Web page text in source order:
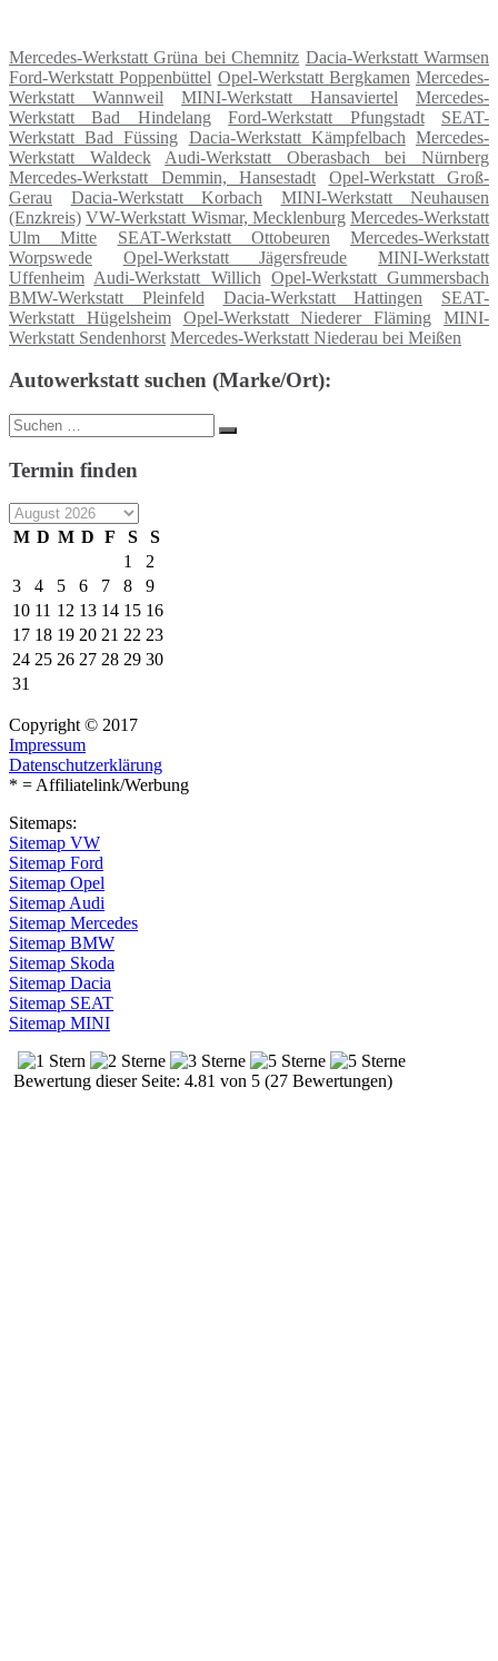
Mercedes-Werkstatt Grüna bei Chemnitz Dacia-Werkstatt Warmsen
Ford-Werkstatt Poppenbüttel Opel-Werkstatt Bergkamen Mercedes-
Werkstatt Wannweil
MINI-Werkstatt Hansaviertel
Mercedes-
Werkstatt Bad Hindelang
Ford-Werkstatt Pfungstadt
SEAT-
Werkstatt Bad Füssing
Dacia-Werkstatt Kämpfelbach Mercedes-
Werkstatt Waldeck
Audi-Werkstatt Oberasbach bei Nürnberg
Mercedes-Werkstatt Demmin, Hansestadt
Opel-Werkstatt Groß-
Gerau
Dacia-Werkstatt Korbach
MINI-Werkstatt Neuhausen
(Enzkreis) VW-Werkstatt Wismar, Mecklenburg Mercedes-Werkstatt
Ulm Mitte
SEAT-Werkstatt Ottobeuren
Mercedes-Werkstatt
Worpswede
Opel-Werkstatt Jägersfreude
MINI-Werkstatt
Uffenheim Audi-Werkstatt Willich Opel-Werkstatt Gummersbach
BMW-Werkstatt Pleinfeld
Dacia-Werkstatt Hattingen
SEAT-
Werkstatt Hügelsheim
Opel-Werkstatt Niederer Fläming
MINI-
Werkstatt Sendenhorst Mercedes-Werkstatt Niederau bei Meißen
Autowerkstatt suchen (Marke/Ort):
Suche
nach:
Suchen
Termin finden
M D M D F S
S
1
2
3
4 5 6 7 8
9
10 11 12 13 14 15 16
17 18 19 20 21 22 23
24 25 26 27 28 29 30
31
Copyright © 2017
Impressum
Datenschutzerklärung
* = Affiliatelink/Werbung
Sitemaps:
Sitemap VW
Sitemap Ford
Sitemap Opel
Sitemap Audi
Sitemap Mercedes
Sitemap BMW
Sitemap Skoda
Sitemap Dacia
Sitemap SEAT
Sitemap MINI
Bewertung dieser Seite: 4.81 von 5 (27 Bewertungen)